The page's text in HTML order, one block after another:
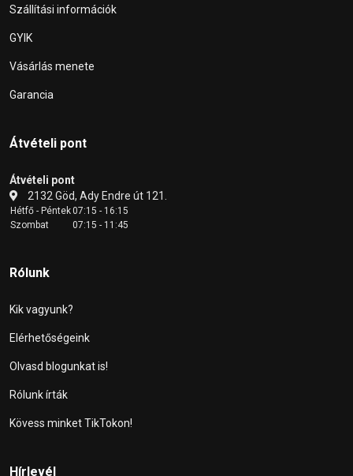
Szállítási információk
GYIK
Vásárlás menete
Garancia
Átvételi pont
Átvételi pont
2132 Göd, Ady Endre út 121.
Hétfő - Péntek07:15 - 16:15
Szombat
07:15 - 11:45
Rólunk
Kik vagyunk?
Elérhetőségeink
Olvasd blogunkat is!
Rólunk írták
Kövess minket TikTokon!
Hírlevél